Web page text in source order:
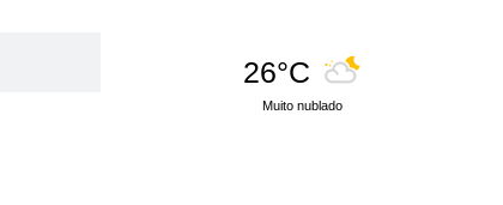
26°C
Muito nublado